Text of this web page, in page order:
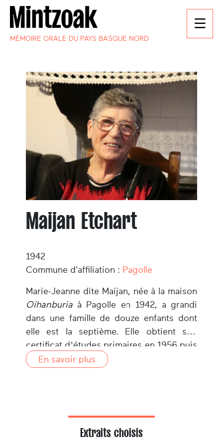
MÉMOIRE ORALE DU PAYS BASQUE NORD
Maijan Etchart
1942
Commune d'affiliation : Pagolle
Marie-Jeanne dite Maijan, née à la maison
Oihanburia à Pagolle en 1942, a grandi
dans une famille de douze enfants dont
elle est la septième. Elle obtient son
certificat d’études primaires en 1956 puis
travaille comme domestique à Pagolle,
quatre autres enfants naîtront à
Oihanburia que Maijan et Pierre feront
En savoir plus
Extraits choisis